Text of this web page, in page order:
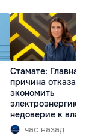
Стамате: Главная
причина отказа
экономить
электроэнергию
недоверие к
час назад